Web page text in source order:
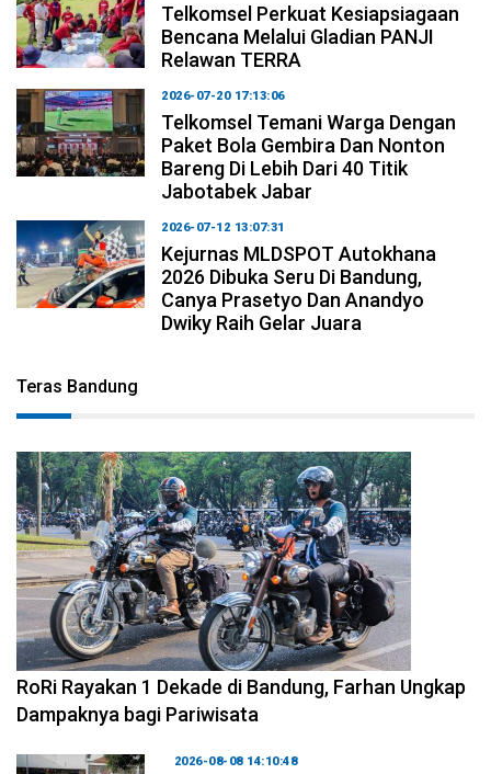
Telkomsel Perkuat Kesiapsiagaan
Bencana Melalui Gladian PANJI
Relawan TERRA
2026-07-20 17:13:06
Telkomsel Temani Warga Dengan
Paket Bola Gembira Dan Nonton
Bareng Di Lebih Dari 40 Titik
Jabotabek Jabar
2026-07-12 13:07:31
Kejurnas MLDSPOT Autokhana
2026 Dibuka Seru Di Bandung,
Canya Prasetyo Dan Anandyo
Dwiky Raih Gelar Juara
Teras Bandung
2026-08-09 09:55:44
RoRi Rayakan 1 Dekade di Bandung, Farhan Ungkap
Dampaknya bagi Pariwisata
2026-08-08 14:10:48